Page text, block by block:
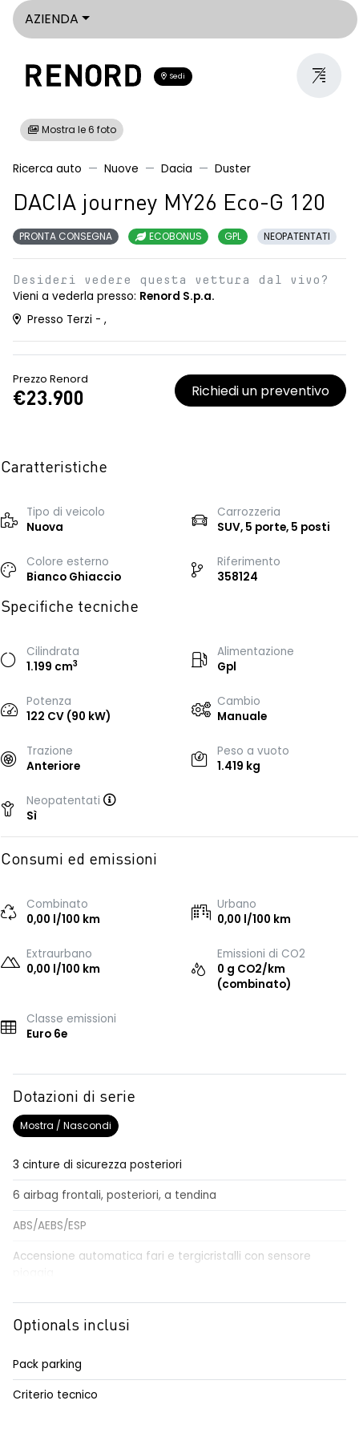
AZIENDA
Sedi
Mostra le 6 foto
Ricerca auto Nuove Dacia Duster
DACIA journey MY26 Eco-G 120
PRONTA CONSEGNA ECOBONUS GPL NEOPATENTATI
Desideri vedere questa vettura dal vivo?
Vieni a vederla presso: Renord S.p.a.
Presso Terzi - ,
Prezzo Renord
€23.900 Richiedi un preventivo
Caratteristiche
Tipo di veicolo
Nuova
Carrozzeria
SUV, 5 porte, 5 posti
Colore esterno
Bianco Ghiaccio
Riferimento
358124
Specifiche tecniche
Cilindrata
1.199 cm3
Alimentazione
Gpl
Potenza
122 CV (90 kW)
Cambio
Manuale
Trazione
Anteriore
Peso a vuoto
1.419 kg
Neopatentati
Sì
Consumi ed emissioni
Combinato
0,00 l/100 km
Urbano
0,00 l/100 km
Extraurbano
0,00 l/100 km
Emissioni di CO2
0 g CO2/km
(combinato)
Classe emissioni
Euro 6e
Dotazioni di serie
Mostra / Nascondi
3 cinture di sicurezza posteriori
6 airbag frontali, posteriori, a tendina
ABS/AEBS/ESP
Accensione automatica fari e tergicristalli con sensore
Airbag per il conducente e passeggero
Alzacristalli elettrici impulsionali anteriori e posteriori
Alzacristallo elettrico impulsionale anteriore lato conducente
Anabbaglianti Eco-LED
Optionals inclusi
Pack parking
Criterio tecnico